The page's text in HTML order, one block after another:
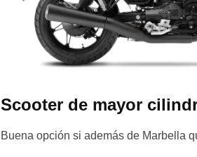
Scooter de mayor
Buena opción si además de Marbella